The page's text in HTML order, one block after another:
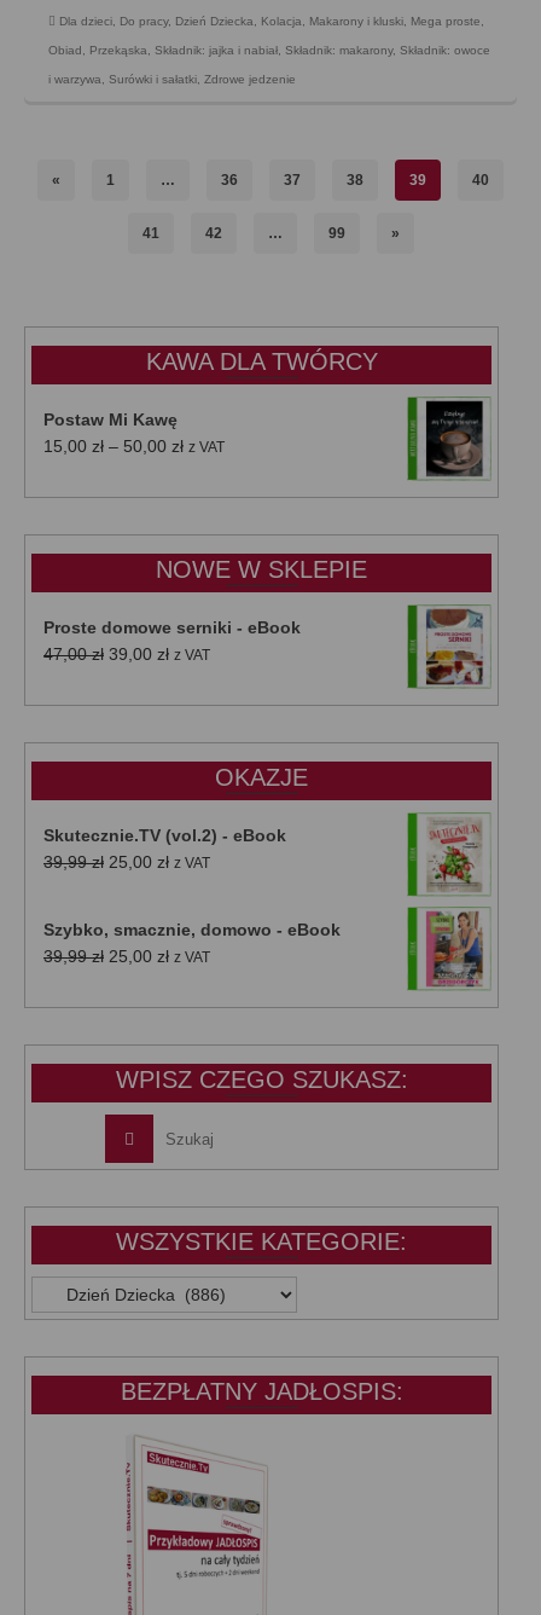
Dla dzieci Do pracy, Dzień Dziecka Kolacja Makarony i kluski Mega proste
Obiad Przekąska Składnik: jajka i nabiał Składnik: makarony, Składnik: owoce
i warzywa Surówki i sałatki Zdrowe jedzenie
« 1 … 36 37 38 39 40
41 42 … 99 »
KAWA DLA TWÓRCY
Postaw Mi Kawę
15,00 zł – 50,00 złZakres
od
do
50,00 zł
z VAT
NOWE W SKLEPIE
Proste domowe serniki - eBook
47,00zł Pierwotna
wynosiła:
39,00 złAktualna
wynosi:
z VAT
OKAZJE
Skutecznie.TV (vol.2) - eBook
39,99zł Pierwotna
39,99 zł.
25,00 złAktualna
25,00 zł.
z VAT
Szybko, smacznie, domowo - eBook
39,99zł Pierwotna
wynosiła:
25,00 złAktualna
wynosi:
z VAT
WPISZ CZEGO SZUKASZ:
WSZYSTKIE KATEGORIE:
WSZYSTKIE
KATEGORIE:
BEZPŁATNY JADŁOSPIS: